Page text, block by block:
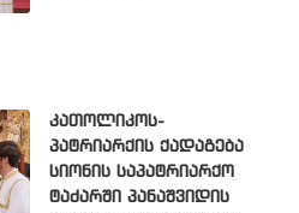
კათოლიკოს-
პატრიარქის ქადაგება
სიონის საპატრიარქო
ტაძარში პანაშვიდის